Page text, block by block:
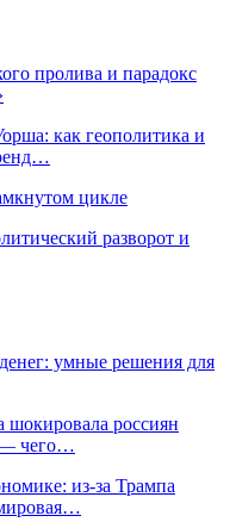
пролива и парадокс
как геополитика и
цикле
разворот и
умные решения для
россиян
— чего…
из-за Трампа
мировая…